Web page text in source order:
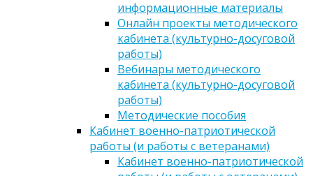
информационные материалы
Онлайн проекты методического
кабинета (культурно-досуговой
работы)
Вебинары методического
кабинета (культурно-досуговой
работы)
Методические пособия
Кабинет военно-патриотической
работы (и работы с ветеранами)
Кабинет военно-патриотической